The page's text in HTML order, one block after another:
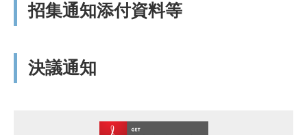
招集通知添付資料等
決議通知